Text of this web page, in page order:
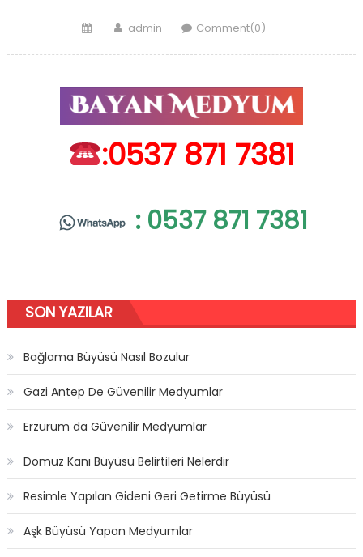
PostedAuthor
admin Comment(0)
:0537 871 7381
: 0537 871 7381
SON YAZILAR
Bağlama Büyüsü Nasıl Bozulur
Gazi Antep De Güvenilir Medyumlar
Erzurum da Güvenilir Medyumlar
Domuz Kanı Büyüsü Belirtileri Nelerdir
Resimle Yapılan Gideni Geri Getirme Büyüsü
Aşk Büyüsü Yapan Medyumlar